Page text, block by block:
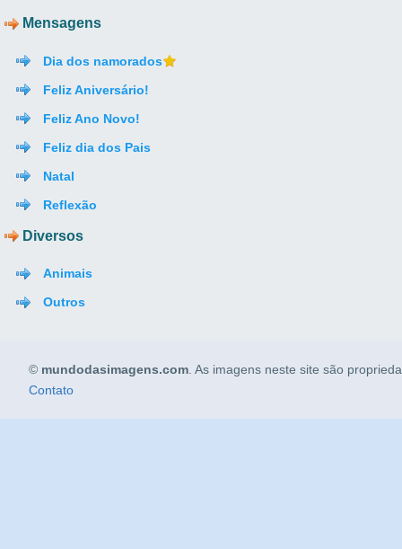
Mensagens
Dia dos namorados
Feliz Aniversário!
Feliz Ano Novo!
Feliz dia dos Pais
Natal
Reflexão
Diversos
Animais
Outros
© mundodasimagens.com . As imagens neste site são
Contato